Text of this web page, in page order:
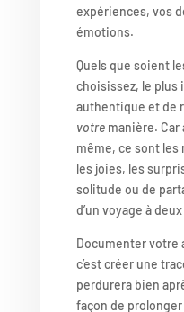
expériences, vos
émotions.
Quels que soient
choisissez, le plus
authentique et de
votremanière. Car
même, ce sont les
les joies, les
solitude ou de
d’un voyage à
Documenter votre
c’est créer une
perdurera bien
façon de